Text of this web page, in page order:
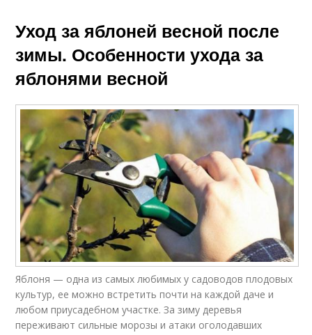
Уход за яблоней весной после
зимы. Особенности ухода за
яблонями весной
Яблоня — одна из самых любимых у садоводов плодовых
культур, ее можно встретить почти на каждой даче и
любом приусадебном участке. За зиму деревья
переживают сильные морозы и атаки оголодавших